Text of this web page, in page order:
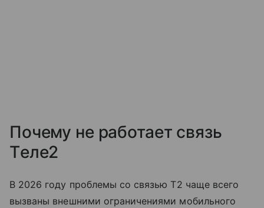
Почему не работает связь
Tеле2
В 2026 году проблемы со связью T2 чаще всего
вызваны внешними ограничениями мобильного